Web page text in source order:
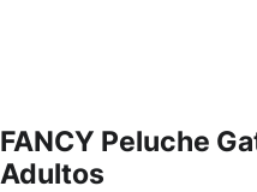
FANCY Peluche
Adultos